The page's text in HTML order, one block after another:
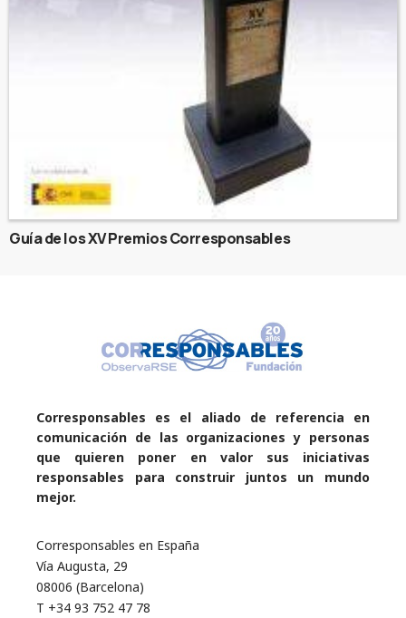
Guía de los XV Premios Corresponsables
Corresponsables es el aliado de referencia en
comunicación de las organizaciones y personas
que quieren poner en valor sus iniciativas
responsables para construir juntos un mundo
mejor.
Corresponsables en España
Vía Augusta, 29
08006 (Barcelona)
T +34 93 752 47 78